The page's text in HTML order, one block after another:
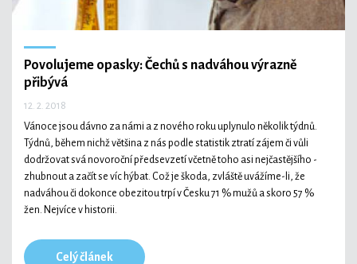
Povolujeme opasky: Čechů s nadváhou výrazně
přibývá
12. 2. 2018
Vánoce jsou dávno za námi a z nového roku uplynulo několik týdnů.
Týdnů, během nichž většina z nás podle statistik ztratí zájem či vůli
dodržovat svá novoroční předsevzetí včetně toho asi nejčastějšího -
zhubnout a začít se víc hýbat. Což je škoda, zvláště uvážíme-li, že
nadváhou či dokonce obezitou trpí v Česku 71 % mužů a skoro 57 %
žen. Nejvíce v historii.
Celý článek